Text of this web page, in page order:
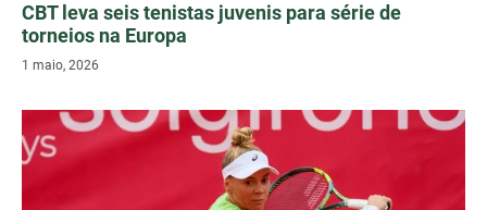
CBT leva seis tenistas juvenis para série de
torneios na Europa
1 maio, 2026